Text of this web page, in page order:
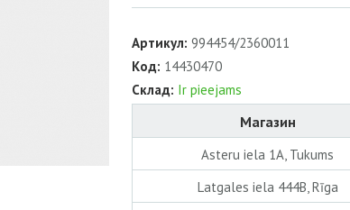
Артикул: 994454/2360011
Код: 14430470
Склад: Ir pieejams
Магазин
Asteru iela 1A, Tukums
Latgales iela 444B, Rīga